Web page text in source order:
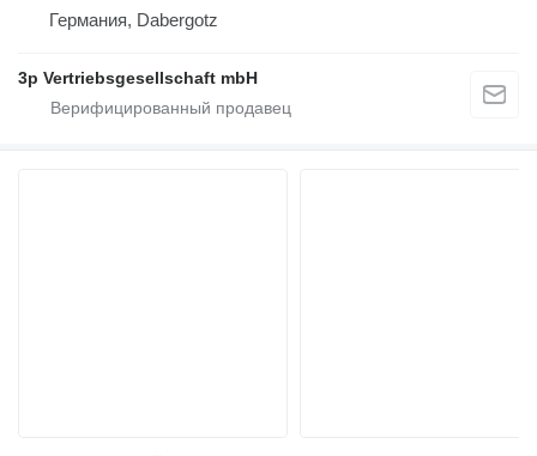
Германия, Dabergotz
3p Vertriebsgesellschaft mbH